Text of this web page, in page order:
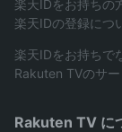
楽天IDをお持ちの
楽天IDの登録につ
楽天IDをお持ちで
Rakuten TVのサ
Rakuten TV に